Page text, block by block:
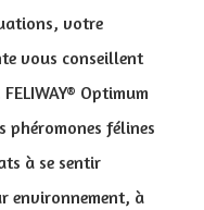
votre
vous conseillent
Optimum
phéromones félines
à se sentir
environnement, à